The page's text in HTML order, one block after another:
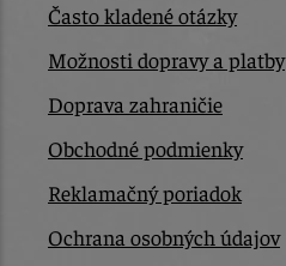
Často kladené otázky
Možnosti dopravy a platby
Doprava zahraničie
Obchodné podmienky
Reklamačný poriadok
Ochrana osobných údajov